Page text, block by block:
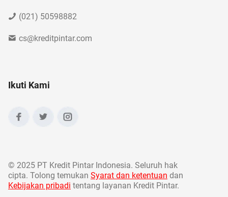
(021) 50598882
cs@kreditpintar.com
Ikuti Kami
© 2025 PT Kredit Pintar Indonesia. Seluruh hak
cipta. Tolong temukan Syarat dan ketentuan dan
Kebijakan pribadi tentang layanan Kredit Pintar.